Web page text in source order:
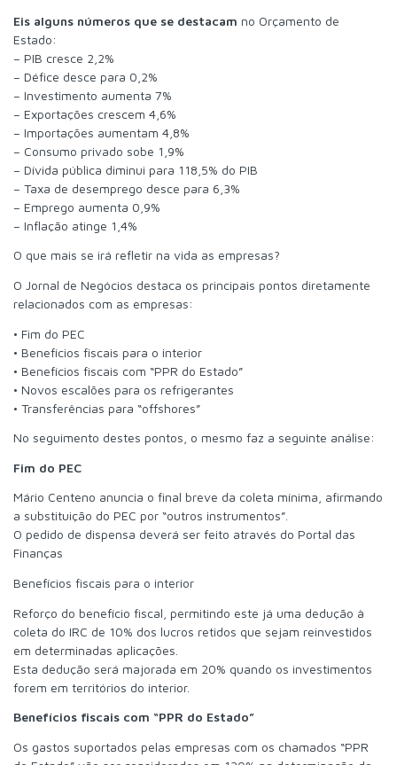
Eis alguns números que se destacam no Orçamento de
Estado:
– PIB cresce 2,2%
– Défice desce para 0,2%
– Investimento aumenta 7%
– Exportações crescem 4,6%
– Importações aumentam 4,8%
– Consumo privado sobe 1,9%
– Dívida pública diminui para 118,5% do PIB
– Taxa de desemprego desce para 6,3%
– Emprego aumenta 0,9%
– Inflação atinge 1,4%
O que mais se irá refletir na vida as empresas?
O Jornal de Negócios destaca os principais pontos diretamente
relacionados com as empresas:
• Fim do PEC
• Benefícios fiscais para o interior
• Benefícios fiscais com “PPR do Estado”
• Novos escalões para os refrigerantes
• Transferências para “offshores”
No seguimento destes pontos, o mesmo faz a seguinte análise:
Fim do PEC
Mário Centeno anuncia o final breve da coleta mínima, afirmando
a substituição do PEC por “outros instrumentos”.
O pedido de dispensa deverá ser feito através do Portal das
Finanças
Benefícios fiscais para o interior
Reforço do benefício fiscal, permitindo este já uma dedução à
coleta do IRC de 10% dos lucros retidos que sejam reinvestidos
em determinadas aplicações.
Esta dedução será majorada em 20% quando os investimentos
forem em territórios do interior.
Benefícios fiscais com “PPR do Estado”
Os gastos suportados pelas empresas com os chamados “PPR